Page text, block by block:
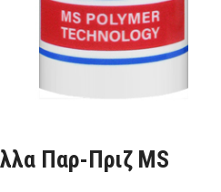
Παρ-Πριζ MS